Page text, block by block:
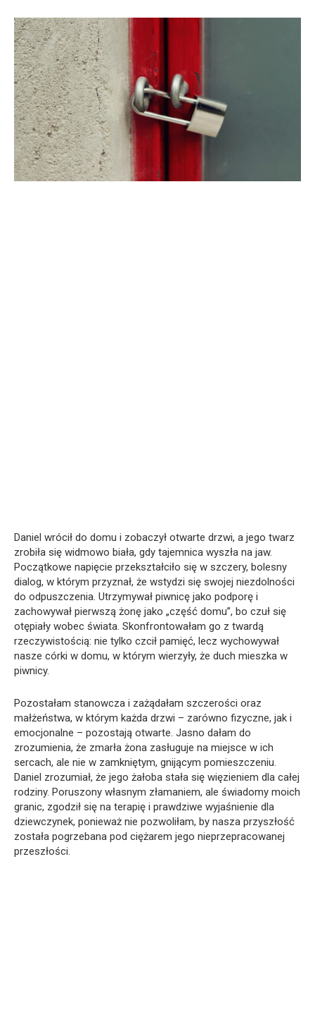
Daniel wrócił do domu i zobaczył otwarte drzwi, a jego twarz
zrobiła się widmowo biała, gdy tajemnica wyszła na jaw.
Początkowe napięcie przekształciło się w szczery, bolesny
dialog, w którym przyznał, że wstydzi się swojej niezdolności
do odpuszczenia. Utrzymywał piwnicę jako podporę i
zachowywał pierwszą żonę jako „część domu”, bo czuł się
otępiały wobec świata. Skonfrontowałam go z twardą
rzeczywistością: nie tylko czcił pamięć, lecz wychowywał
nasze córki w domu, w którym wierzyły, że duch mieszka w
piwnicy.
Pozostałam stanowcza i zażądałam szczerości oraz
małżeństwa, w którym każda drzwi – zarówno fizyczne, jak i
emocjonalne – pozostają otwarte. Jasno dałam do
zrozumienia, że zmarła żona zasługuje na miejsce w ich
sercach, ale nie w zamkniętym, gnijącym pomieszczeniu.
Daniel zrozumiał, że jego żałoba stała się więzieniem dla całej
rodziny. Poruszony własnym złamaniem, ale świadomy moich
granic, zgodził się na terapię i prawdziwe wyjaśnienie dla
dziewczynek, ponieważ nie pozwoliłam, by nasza przyszłość
została pogrzebana pod ciężarem jego nieprzepracowanej
przeszłości.